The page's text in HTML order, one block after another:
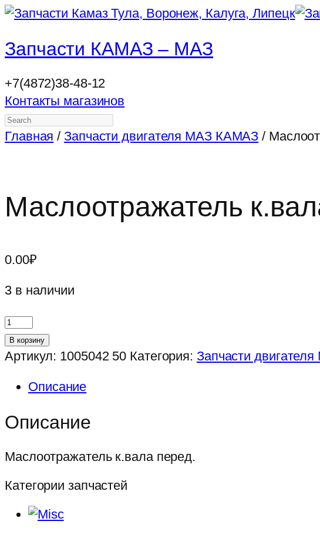
Запчасти КАМАЗ – МАЗ
+7(4872)38-48-12
Контакты магазинов
Search
Главная / Запчасти двигателя МАЗ КАМАЗ /
Маслоотражатель
0.00₽
3 в наличии
Количество
товара
Маслоотражатель
перед.
В корзину
Артикул: 1005042 50 Категория: Запчасти
Описание
Описание
Маслоотражатель к.вала перед.
Категории запчастей